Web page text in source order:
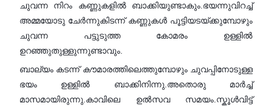
ചുവന്ന നിറം കണ്ണുകളിൽ ബാക്കിയുണ്ടാകും.ഭയന്നുവിറച്ച്
അമ്മയോടു ചേർന്നുകിടന്ന് കണ്ണുകൾ പൂട്ടിയടയ്ക്കുമ്പോഴും
ചുവന്ന പട്ടുടുത്ത കോമരം ഉള്ളിൽ
ഉറഞ്ഞുതുള്ളുന്നുണ്ടാവും.
ബാല്യം കടന്ന് കൗമാരത്തിലെത്തുമ്പോഴും ചുവപ്പിനോടുള്ള
ഭയം ഉള്ളിൽ ബാക്കിനിന്നു.അതൊരു മാർച്ച്
മാസമായിരുന്നു.കാവിലെ ഉൽസവ സമയം.സ്കൂൾവിട്ട്